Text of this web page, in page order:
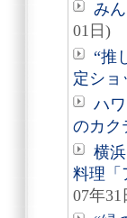
み
01日)
“推
定ショ
ハ
のカク
横
料理「
07年31